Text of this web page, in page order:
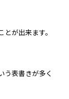
が出来ます。
う表書きが多く